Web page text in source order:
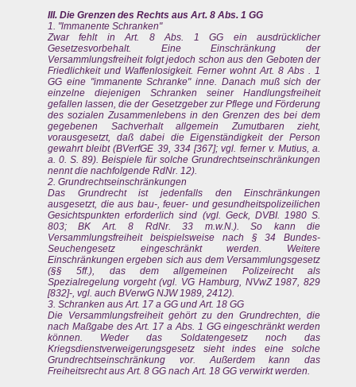
III. Die Grenzen des Rechts aus Art. 8 Abs. 1 GG
1. "lmmanente Schranken"
Zwar fehlt in Art. 8 Abs. 1 GG ein ausdrücklicher
Gesetzesvorbehalt. Eine Einschränkung der
Versammlungsfreiheit folgt jedoch schon aus den Geboten der
Friedlichkeit und Waffenlosigkeit. Ferner wohnt Art. 8 Abs . 1
GG eine "immanente Schranke" inne. Danach muß sich der
einzelne diejenigen Schranken seiner Handlungsfreiheit
gefallen lassen, die der Gesetzgeber zur Pflege und Förderung
des sozialen Zusammenlebens in den Grenzen des bei dem
gegebenen Sachverhalt allgemein Zumutbaren zieht,
vorausgesetzt, daß dabei die Eigenständigkeit der Person
gewahrt bleibt (BVerfGE 39, 334 [367]; vgl. ferner v. Mutius, a.
a. 0. S. 89). Beispiele für solche Grundrechtseinschränkungen
nennt die nachfolgende RdNr. 12).
2. Grundrechtseinschränkungen
Das Grundrecht ist jedenfalls den Einschränkungen
ausgesetzt, die aus bau-, feuer- und gesundheitspolizeilichen
Gesichtspunkten erforderlich sind (vgl. Geck, DVBI. 1980 S.
803; BK Art. 8 RdNr. 33 m.w.N.). So kann die
Versammlungsfreiheit beispielsweise nach § 34 Bundes-
Seuchengesetz eingeschränkt werden. Weitere
Einschränkungen ergeben sich aus dem Versammlungsgesetz
(§§ 5ff.), das dem allgemeinen Polizeirecht als
Spezialregelung vorgeht (vgl. VG Hamburg, NVwZ 1987, 829
[832]-, vgl. auch BVerwG NJW 1989, 2412).
3. Schranken aus Art. 17 a GG und Art. 18 GG
Die Versammlungsfreiheit gehört zu den Grundrechten, die
nach Maßgabe des Art. 17 a Abs. 1 GG eingeschränkt werden
können. Weder das Soldatengesetz noch das
Kriegsdienstverweigerungsgesetz sieht indes eine solche
Grundrechtseinschränkung vor. Außerdem kann das
Freiheitsrecht aus Art. 8 GG nach Art. 18 GG verwirkt werden.